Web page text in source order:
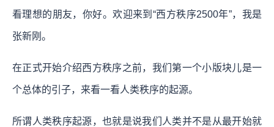
看理想的朋友，你好。欢迎来到“西方秩序2500年”，我是
张新刚。
在正式开始介绍西方秩序之前，我们第一个小版块儿是一
个总体的引子，来看一看人类秩序的起源。
所谓人类秩序起源，也就是说我们人类并不是从最开始就